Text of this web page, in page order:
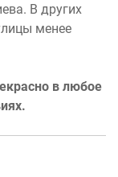
В других
менее
в любое